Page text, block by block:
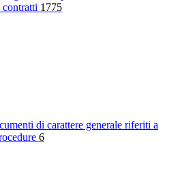
1775
di carattere generale riferiti a
6